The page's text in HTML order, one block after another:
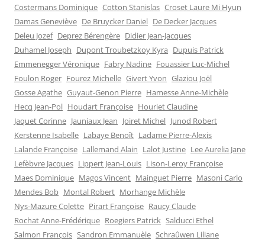
Costermans Dominique Cotton Stanislas Croset Laure Mi Hyun
Damas Geneviève De Bruycker Daniel De Decker Jacques
Deleu Jozef Deprez Bérengère Didier Jean-Jacques
Duhamel Joseph Dupont Troubetzkoy Kyra Dupuis Patrick
Emmenegger Véronique Fabry Nadine Fouassier Luc-Michel
Foulon Roger Fourez Michelle Givert Yvon Glaziou Joël
Gosse Agathe Guyaut-Genon Pierre Hamesse Anne-Michèle
Hecq Jean-Pol Houdart Françoise Houriet Claudine
Jaquet Corinne Jauniaux Jean Joiret Michel Junod Robert
Kerstenne Isabelle Labaye Benoît Ladame Pierre-Alexis
Lalande Françoise Lallemand Alain Lalot Justine Lee Aurelia Jane
Lefèbvre Jacques Lippert Jean-Louis Lison-Leroy Françoise
Maes Dominique Magos Vincent Mainguet Pierre Masoni Carlo
Mendes Bob Montal Robert Morhange Michèle
Nys-Mazure Colette Pirart Françoise Raucy Claude
Rochat Anne-Frédérique Roegiers Patrick Salducci Ethel
Salmon François Sandron Emmanuèle Schraûwen Liliane